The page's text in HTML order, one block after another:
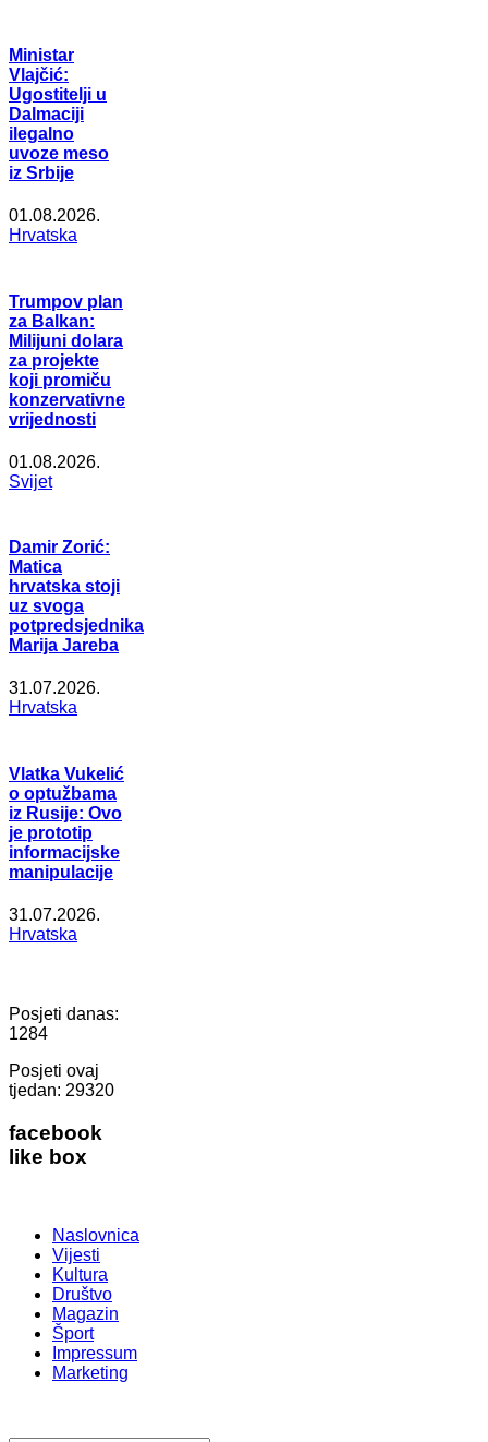
Ministar
Vlajčić:
Ugostitelji u
Dalmaciji
ilegalno
uvoze meso
iz Srbije
01.08.2026.
Hrvatska
Trumpov plan
za Balkan:
Milijuni dolara
za projekte
koji promiču
konzervativne
vrijednosti
01.08.2026.
Svijet
Damir Zorić:
Matica
hrvatska stoji
uz svoga
potpredsjednika
Marija Jareba
31.07.2026.
Hrvatska
Vlatka Vukelić
o optužbama
iz Rusije: Ovo
je prototip
informacijske
manipulacije
31.07.2026.
Hrvatska
Posjeti danas:
1284
Posjeti ovaj
tjedan: 29320
facebook
like box
Naslovnica
Vijesti
Kultura
Društvo
Magazin
Šport
Impressum
Marketing